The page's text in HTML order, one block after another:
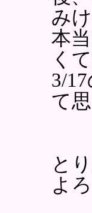
み
本
く
3/
て
と
よ